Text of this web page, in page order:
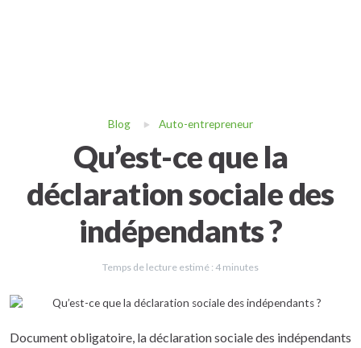
Blog Auto-entrepreneur
Qu’est-ce que la
déclaration sociale des
indépendants ?
Temps de lecture estimé : 4 minutes
Document obligatoire, la déclaration sociale des indépendants